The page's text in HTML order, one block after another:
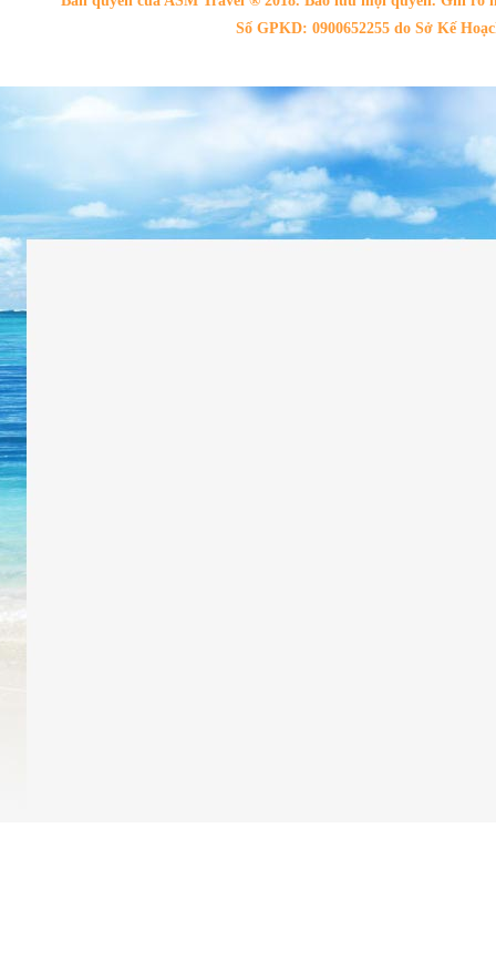
Số GPKD: 0900652255 do Sở Kế